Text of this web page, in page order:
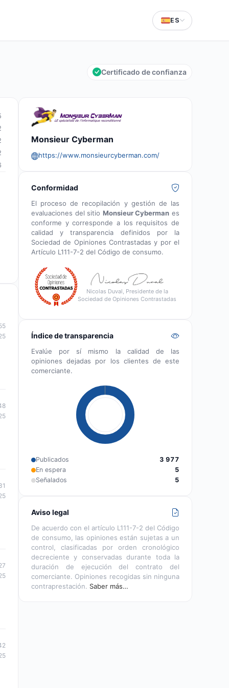
ES
Certificado de confianza
Monsieur Cyberman
https://www.monsieurcyberman.com/
Conformidad
El proceso de recopilación y gestión de las
evaluaciones del sitio Monsieur Cyberman es
conforme y corresponde a los requisitos de
calidad y transparencia definidos por la
Sociedad de Opiniones Contrastadas y por el
Artículo L111-7-2 del Código de consumo.
Nicolas Duval, Presidente de la
Sociedad de Opiniones Contrastadas
Índice de transparencia
Evalúe por sí mismo la calidad de las
opiniones dejadas por los clientes de este
comerciante.
Publicados
3 977
En espera
5
Señalados
5
Aviso legal
De acuerdo con el artículo L111-7-2 del Código
de consumo, las opiniones están sujetas a un
control, clasificadas por orden cronológico
decreciente y conservadas durante toda la
duración de ejecución del contrato del
comerciante. Opiniones recogidas sin ninguna
contraprestación. Saber más…